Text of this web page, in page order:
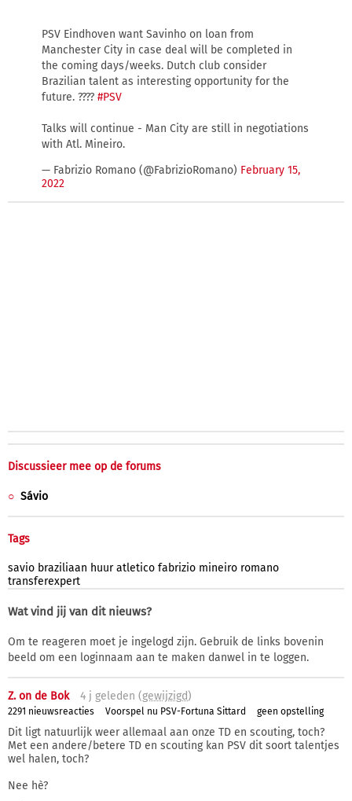
PSV Eindhoven want Savinho on loan from
Manchester City in case deal will be completed in
the coming days/weeks. Dutch club consider
Brazilian talent as interesting opportunity for the
future. ???? #PSV
Talks will continue - Man City are still in negotiations
with Atl. Mineiro.
— Fabrizio Romano (@FabrizioRomano) February 15,
2022
Discussieer mee op de forums
Sávio
Tags
savio braziliaan huur atletico fabrizio mineiro romano
transferexpert
Wat vind jij van dit nieuws?
Om te reageren moet je ingelogd zijn. Gebruik de links bovenin
beeld om een loginnaam aan te maken danwel in te loggen.
Z. on de Bok 4 j geleden (gewijzigd)
2291 nieuwsreacties Voorspel nu PSV-Fortuna Sittard geen opstelling
Dit ligt natuurlijk weer allemaal aan onze TD en scouting, toch?
Met een andere/betere TD en scouting kan PSV dit soort talentjes
wel halen, toch?
Nee hè?